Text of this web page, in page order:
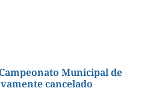
Municipal de
cancelado